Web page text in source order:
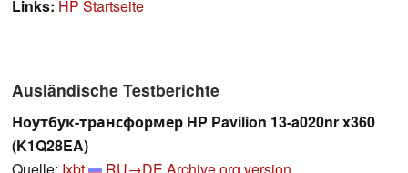
Links: HP Startseite
Ausländische Testberichte
Ноутбук-трансформер HP Pavilion 13-a020nr x360
(K1Q28EA)